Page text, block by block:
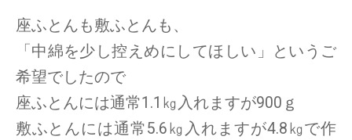
座ふとんも敷ふとんも、
「中綿を少し控えめにしてほしい」というご
希望でしたので
座ふとんには通常1.1㎏入れますが900ｇ
敷ふとんには通常5.6㎏入れますが4.8㎏で作